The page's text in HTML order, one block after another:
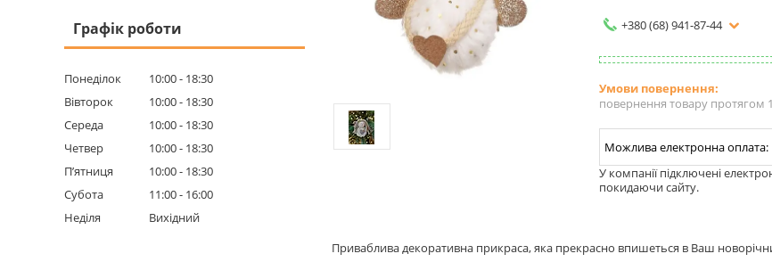
+380 (68) 941-87-44
повернення товару протягом
У компанії підключені
покидаючи сайту.
Приваблива декоративна прикраса, яка прекрасно впишеться в Ваш
Графік роботи
Понеділок 10:00
18:30
Вівторок
10:00
18:30
Середа
10:00
18:30
Четвер
10:00
18:30
Пʼятниця
10:00
18:30
Субота
11:00
16:00
Неділя
Вихідний